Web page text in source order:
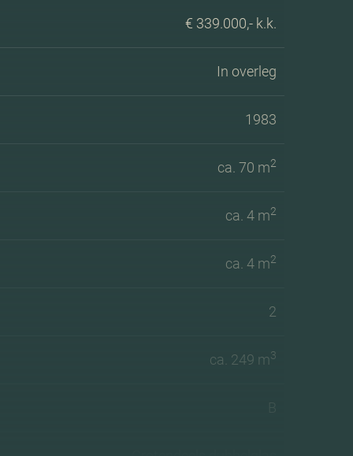
€ 339.000,- k.k.
In overleg
1983
ca. 70 m2
ca. 4 m2
ca. 4 m2
2
ca. 249 m3
B